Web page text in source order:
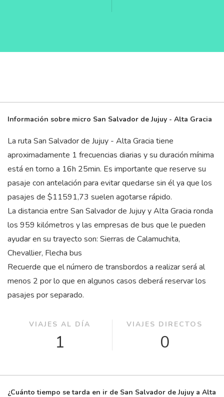
Información sobre micro San Salvador de Jujuy - Alta Gracia
La ruta San Salvador de Jujuy - Alta Gracia tiene
aproximadamente 1 frecuencias diarias y su duración mínima
está en torno a 16h 25min. Es importante que reserve su
pasaje con antelación para evitar quedarse sin él ya que los
pasajes de $11591,73 suelen agotarse rápido.
La distancia entre San Salvador de Jujuy y Alta Gracia ronda
los 959 kilómetros y las empresas de bus que le pueden
ayudar en su trayecto son: Sierras de Calamuchita,
Chevallier, Flecha bus
Recuerde que el número de transbordos a realizar será al
menos 2 por lo que en algunos casos deberá reservar los
pasajes por separado.
VIAJES AL DÍA
1
VIAJES DIRECTOS
0
¿Cuánto tiempo se tarda en ir de San Salvador de Jujuy a Alta